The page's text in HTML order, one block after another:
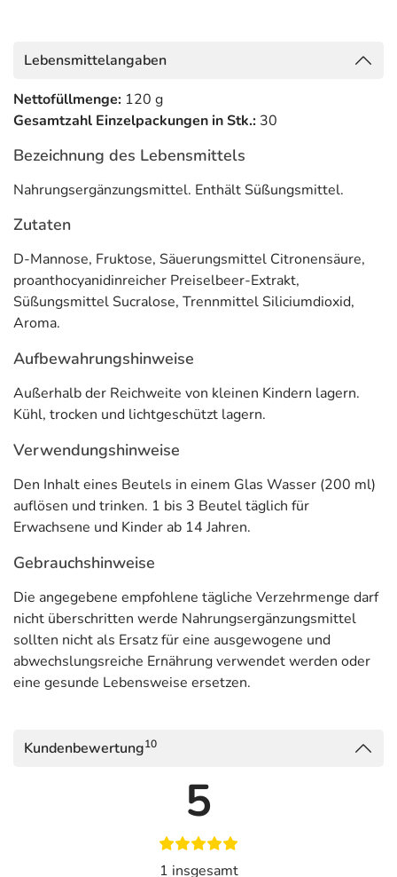
Preiselbeer-Extrakt
100mg / 200mg / 300mg
davon Proanthocyanidine (PAC)
25mg / 50mg / 75mg
Adresse des Lebensmittel-Unternehmens
MCM KLOSTERFRAU Vertr. GmbH
Geronsmühlengasse 1-11
50670 Köln
Informationen zu diesem Lebensmittel (wie z. B. Zutaten,
Allergene) sind bei den Lebensmittelangaben als pdf
Lebensmittelangaben
Nettofüllmenge: 120 g
Gesamtzahl Einzelpackungen in Stk.: 30
Bezeichnung des Lebensmittels
Nahrungsergänzungsmittel. Enthält Süßungsmittel.
Zutaten
D-Mannose, Fruktose, Säuerungsmittel Citronensäure,
proanthocyanidinreicher Preiselbeer-Extrakt,
Süßungsmittel Sucralose, Trennmittel Siliciumdioxid,
Aroma.
Aufbewahrungshinweise
Außerhalb der Reichweite von kleinen Kindern lagern.
Kühl, trocken und lichtgeschützt lagern.
Verwendungshinweise
Den Inhalt eines Beutels in einem Glas Wasser (200 ml)
auflösen und trinken. 1 bis 3 Beutel täglich für
Erwachsene und Kinder ab 14 Jahren.
Gebrauchshinweise
Die angegebene empfohlene tägliche Verzehrmenge darf
nicht überschritten werde Nahrungsergänzungsmittel
sollten nicht als Ersatz für eine ausgewogene und
abwechslungsreiche Ernährung verwendet werden oder
eine gesunde Lebensweise ersetzen.
Kundenbewertung10
5
1 insgesamt